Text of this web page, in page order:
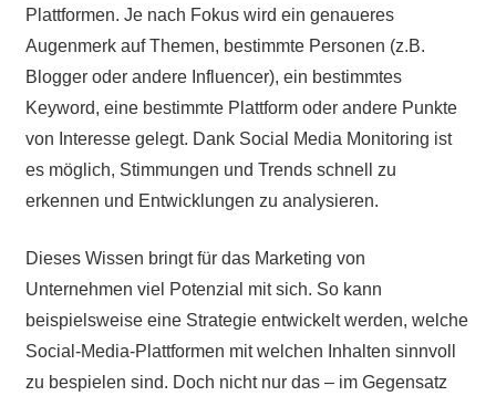
Plattformen. Je nach Fokus wird ein genaueres
Augenmerk auf Themen, bestimmte Personen (z.B.
Blogger oder andere Influencer), ein bestimmtes
Keyword, eine bestimmte Plattform oder andere Punkte
von Interesse gelegt. Dank Social Media Monitoring ist
es möglich, Stimmungen und Trends schnell zu
erkennen und Entwicklungen zu analysieren.
Dieses Wissen bringt für das Marketing von
Unternehmen viel Potenzial mit sich. So kann
beispielsweise eine Strategie entwickelt werden, welche
Social-Media-Plattformen mit welchen Inhalten sinnvoll
zu bespielen sind. Doch nicht nur das – im Gegensatz